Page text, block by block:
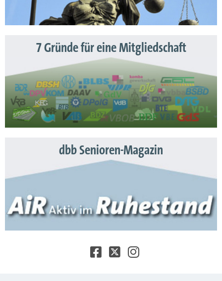
7 Gründe für eine Mitgliedschaft
dbb Senioren-Magazin